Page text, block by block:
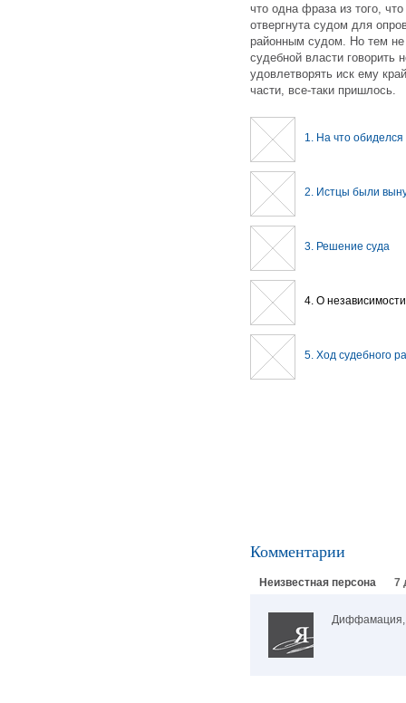
что одна фраза из того,
отвергнута судом для
районным судом. Но тем не
судебной власти говорить
удовлетворять иск ему
части, все-таки пришлось.
1. На что обиделся
2. Истцы были
3. Решение суда
4. О
5. Ход судебного
Комментарии
Неизвестная персона 7
Диффамация,